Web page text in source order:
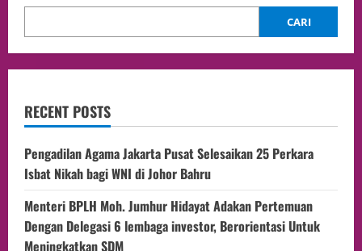
CARI
RECENT POSTS
Pengadilan Agama Jakarta Pusat Selesaikan 25 Perkara
Isbat Nikah bagi WNI di Johor Bahru
Menteri BPLH Moh. Jumhur Hidayat Adakan Pertemuan
Dengan Delegasi 6 lembaga investor, Berorientasi Untuk
Meningkatkan SDM